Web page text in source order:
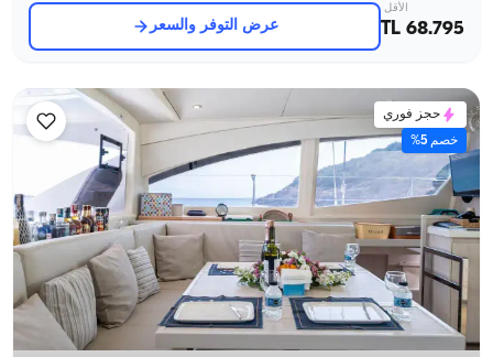
الأقل
68.795 TL عرض التوفر والسعر
حجز فوري
خصم 5%